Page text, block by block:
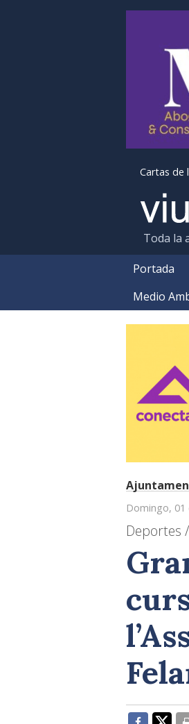
Cartas de
Toda la
Portada
Medio
Domingo, 01
Deportes